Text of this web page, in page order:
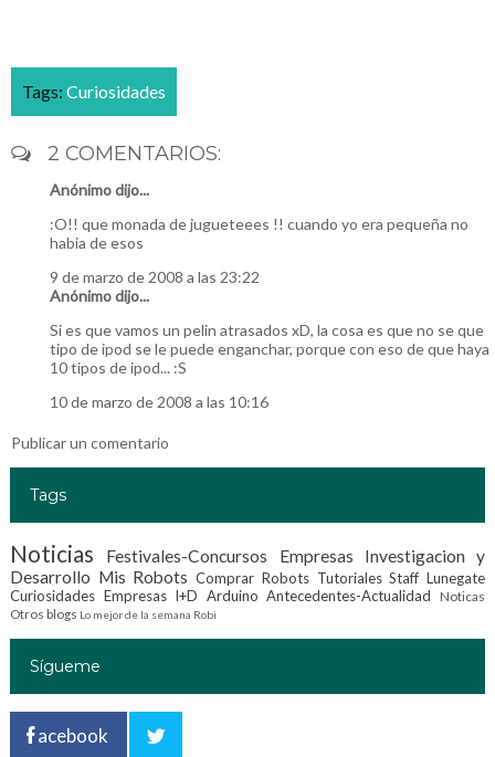
Tags: Curiosidades
2 COMENTARIOS:
Anónimo dijo...
:O!! que monada de jugueteees !! cuando yo era pequeña no
habia de esos
9 de marzo de 2008 a las 23:22
Anónimo dijo...
Si es que vamos un pelin atrasados xD, la cosa es que no se que
tipo de ipod se le puede enganchar, porque con eso de que haya
10 tipos de ipod... :S
10 de marzo de 2008 a las 10:16
Publicar un comentario
Tags
Noticias Festivales-Concursos
Empresas Investigacion y
Desarrollo Mis Robots Comprar Robots Tutoriales Staff Lunegate
Curiosidades Empresas I+D Arduino Antecedentes-Actualidad
Noticas
Otros blogs Lo mejor de la semana Robi
Sígueme
acebook